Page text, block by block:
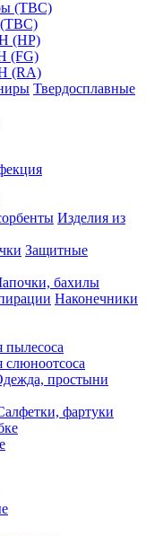
(ТВС)
(HP)
(FG)
(RA)
Твердосплавные
Изделия из
Защитные
бахилы
Наконечники
пылесоса
слюноотсоса
простыни
фартуки